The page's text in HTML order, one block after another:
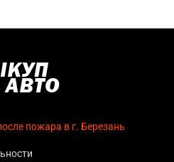
г. Березань
обращения, без скрытых
этапы сделки полностью
пожара в г. Березань